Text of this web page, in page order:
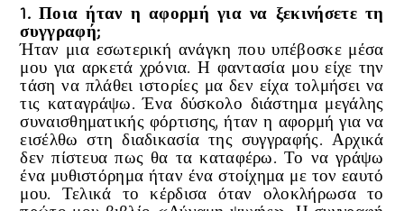
1. Ποια ήταν η αφορμή για να ξεκινήσετε τη
συγγραφή;
Ήταν μια εσωτερική ανάγκη που υπέβοσκε μέσα
μου για αρκετά χρόνια. Η φαντασία μου είχε την
τάση να πλάθει ιστορίες μα δεν είχα τολμήσει να
τις καταγράψω. Ένα δύσκολο διάστημα μεγάλης
συναισθηματικής φόρτισης, ήταν η αφορμή για να
εισέλθω στη διαδικασία της συγγραφής. Αρχικά
δεν πίστευα πως θα τα καταφέρω. Το να γράψω
ένα μυθιστόρημα ήταν ένα στοίχημα με τον εαυτό
μου. Τελικά το κέρδισα όταν ολοκλήρωσα το